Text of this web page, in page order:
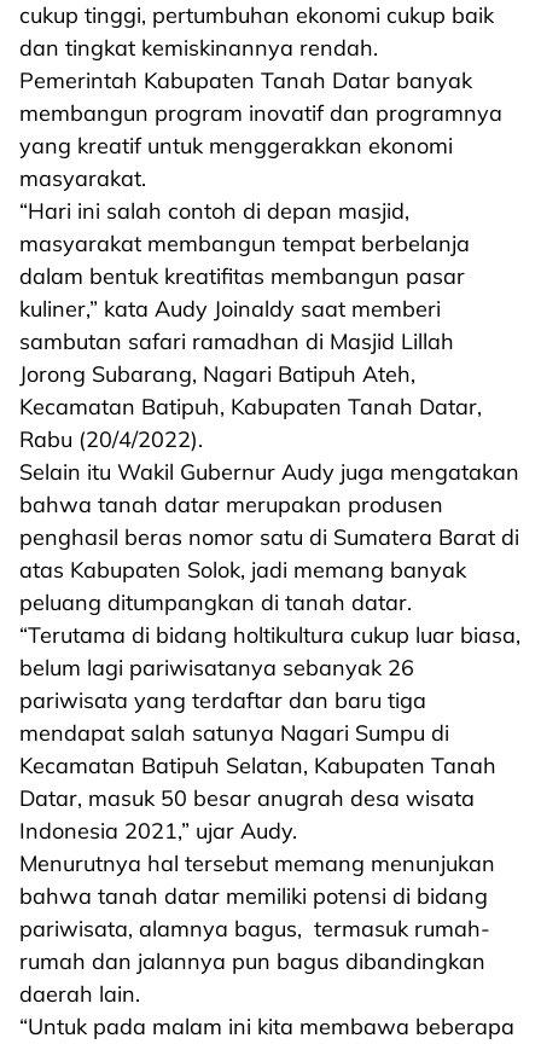
cukup tinggi, pertumbuhan ekonomi cukup baik
dan tingkat kemiskinannya rendah.
Pemerintah Kabupaten Tanah Datar banyak
membangun program inovatif dan programnya
yang kreatif untuk menggerakkan ekonomi
masyarakat.
“Hari ini salah contoh di depan masjid,
masyarakat membangun tempat berbelanja
dalam bentuk kreatifitas membangun pasar
kuliner,” kata Audy Joinaldy saat memberi
sambutan safari ramadhan di Masjid Lillah
Jorong Subarang, Nagari Batipuh Ateh,
Kecamatan Batipuh, Kabupaten Tanah Datar,
Rabu (20/4/2022).
Selain itu Wakil Gubernur Audy juga mengatakan
bahwa tanah datar merupakan produsen
penghasil beras nomor satu di Sumatera Barat di
atas Kabupaten Solok, jadi memang banyak
peluang ditumpangkan di tanah datar.
“Terutama di bidang holtikultura cukup luar biasa,
belum lagi pariwisatanya sebanyak 26
pariwisata yang terdaftar dan baru tiga
mendapat salah satunya Nagari Sumpu di
Kecamatan Batipuh Selatan, Kabupaten Tanah
Datar, masuk 50 besar anugrah desa wisata
Indonesia 2021,” ujar Audy.
Menurutnya hal tersebut memang menunjukan
bahwa tanah datar memiliki potensi di bidang
pariwisata, alamnya bagus, termasuk rumah-
rumah dan jalannya pun bagus dibandingkan
daerah lain.
“Untuk pada malam ini kita membawa beberapa